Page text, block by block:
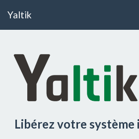
Yaltik
Libérez votre